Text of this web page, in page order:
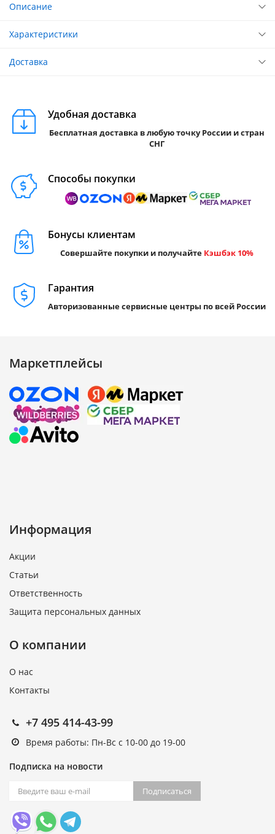
Описание
Характеристики
Доставка
Удобная доставка
Бесплатная доставка в любую точку России и стран
СНГ
Способы покупки
Бонусы клиентам
Совершайте покупки и получайте Кэшбэк 10%
Гарантия
Авторизованные сервисные центры по всей России
Маркетплейсы
Информация
Акции
Статьи
Ответственность
Защита персональных данных
О компании
О нас
Контакты
+7 495 414-43-99
Время работы: Пн-Вс с 10-00 до 19-00
Подписка на новости
Подписаться